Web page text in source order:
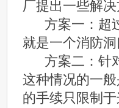
厂提出一些解
方案一：超过
就是一个消防
方案二：针对
这种情况的一
的手续只限制